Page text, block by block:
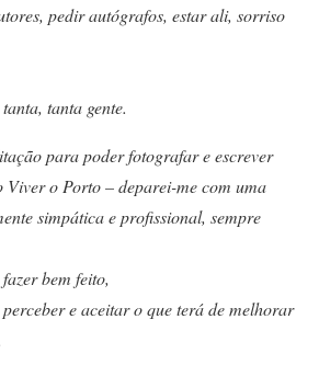
pedir autógrafos, estar ali, sorriso
tanta gente.
para poder fotografar e escrever
Viver o Porto – deparei-me com uma
simpática e profissional, sempre
bem feito,
e aceitar o que terá de melhorar